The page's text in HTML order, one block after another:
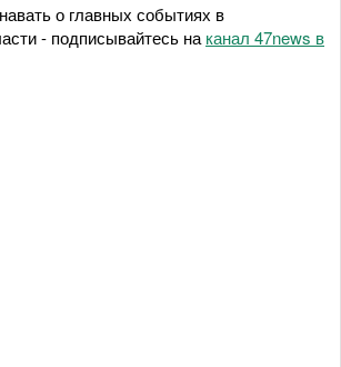
о главных событиях в
- подписывайтесь на канал 47news в